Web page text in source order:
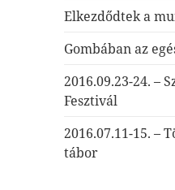
Elkezdődtek a
Gombában az
2016.09.23-24. –
Fesztivál
2016.07.11-15. –
tábor